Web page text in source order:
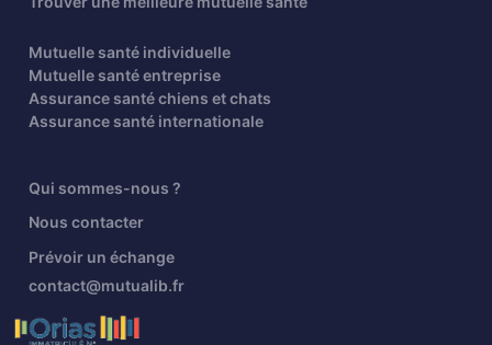
Mutuelle santé individuelle
Mutuelle santé entreprise
Assurance santé chiens et chats
Assurance santé internationale
Qui sommes-nous ?
Nous contacter
Prévoir un échange
contact@mutualib.fr